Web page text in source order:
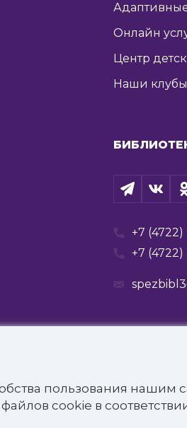
пользования нашим
cookie в
Онлайн
Центр
Наши
+7
+7
учреждение культуры